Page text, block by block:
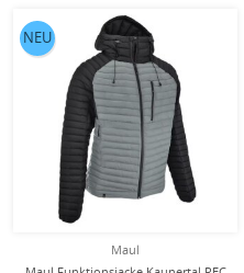
Maul
NEU